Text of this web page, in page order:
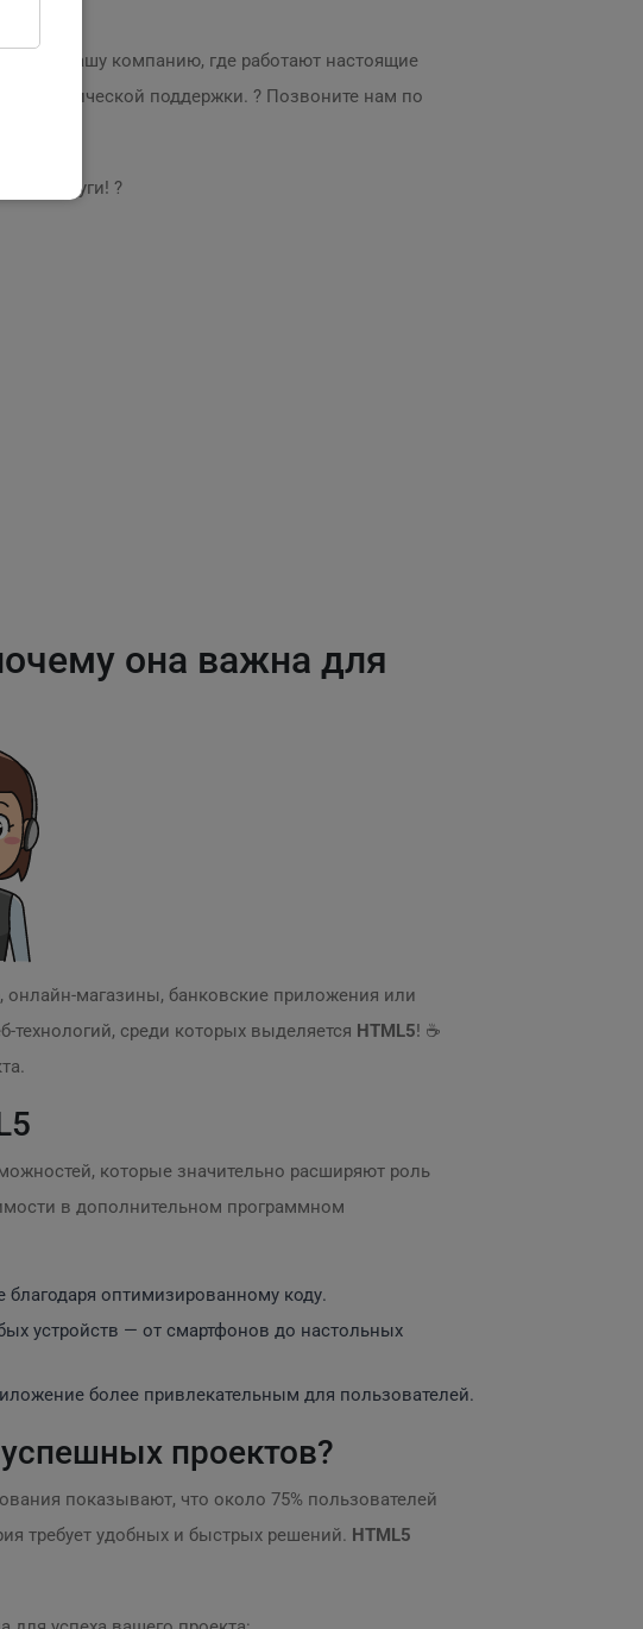
в нашу компанию, где работают настоящие
до технической поддержки. ? Позвоните нам по
все услуги! ?
она важна для
магазины, банковские приложения или
среди которых выделяется HTML5! ☕️
которые значительно расширяют роль
в дополнительном программном
оптимизированному коду.
устройств — от смартфонов до настольных
более привлекательным для пользователей.
проектов?
показывают, что около 75% пользователей
требует удобных и быстрых решений. HTML5